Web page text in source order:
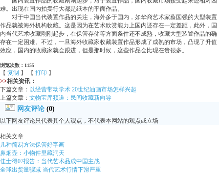
难。出现在国内拍卖行大都是纸本的平面作品。
对于中国当代装置作品的关注，海外多于国内，如华裔艺术家蔡国强的大型装置
作品就被海外机构收藏。这是因为在艺术欣赏能力上国内还存在一定差距，此外，国
内当代艺术收藏刚刚起步，在保管存储等方面条件还不成熟，收藏大型装置作品的确
存在一定困难。不过，一旦海外收藏家收藏装置作品形成了成熟的市场，凸现了升值
效应，国内的收藏家就会跟进，但是那时候，这些作品会比现在贵很多。
浏览次数：1155
【 复制 】 【 打印 】
>>相关资讯：
下篇文章： 以经营带动学术 20世纪油画市场怎样兴起
上篇文章： 文物宝库频道：民间收藏新向导
网友评论 (0)
以下网友评论只代表其个人观点，不代表本网站的观点或立场
相关文章
几种简易方法保管好字画
鼻烟壶：小物件里藏洞天
佳士得07报告：当代艺术品成中国主战...
全球出货量骤减 当代艺术行情下滑严重